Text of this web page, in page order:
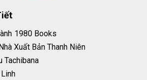
1980 Books
Nhà Xuất Bản Thanh Niên
Tachibana